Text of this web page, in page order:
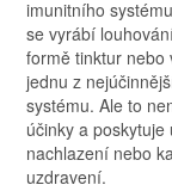
imunitního
se vyrábí
formě tinktur nebo
jednu z
systému. Ale to
účinky a
nachlazení nebo
uzdravení.